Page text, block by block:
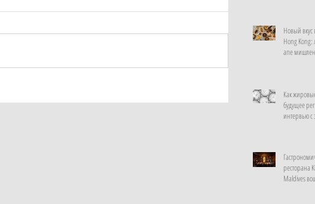
Новый вкус
Hong Kong:
апе
Как
будущее
интервью с
ресторана
Maldives